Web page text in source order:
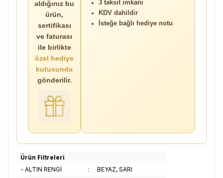
aldığınız bu
ürün,
sertifikası
ve faturası
ile birlikte
özel hediye
kutusunda
gönderilir.
3 taksit imkanı
KDV dahildir
İsteğe bağlı hediye notu
Ürün Filtreleri
- ALTIN RENGİ
:
BEYAZ, SARI